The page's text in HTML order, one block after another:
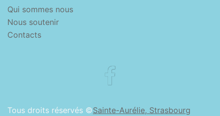
Qui sommes nous
Nous soutenir
Contacts
Tous droits réservés ©Sainte-Aurélie, Strasbourg